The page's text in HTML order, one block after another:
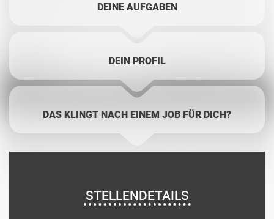
DEINE AUFGABEN
DEIN PROFIL
DAS KLINGT NACH EINEM JOB FÜR DICH?
STELLENDETAILS